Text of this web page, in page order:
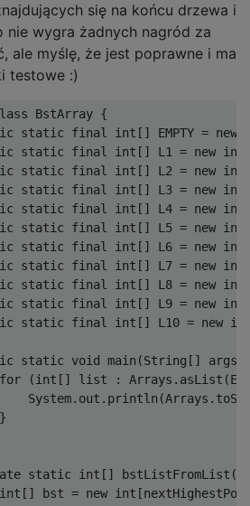
się na końcu drzewa i
nie wygra żadnych nagród za
ale myślę, że jest poprawne i ma
testowe :)
BstArray {
static final int[] EMPTY = new
static final int[] L1 = new
static final int[] L2 = new
static final int[] L3 = new
static final int[] L4 = new
static final int[] L5 = new
static final int[] L6 = new
static final int[] L7 = new
static final int[] L8 = new
static final int[] L9 = new
static final int[] L10 = new
static void main(String[] args)
(int[] list :
static int[]
bst = new